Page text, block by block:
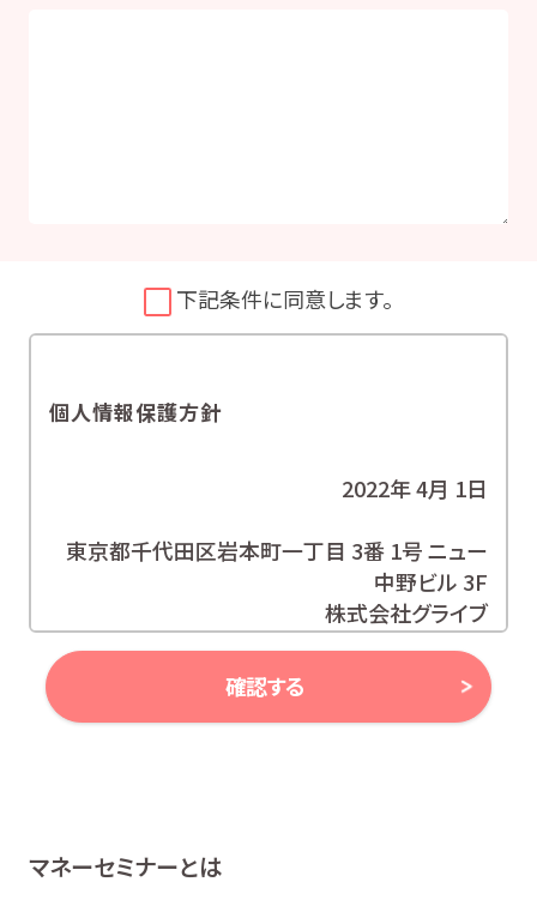
下記条件に同意します。
個人情報保護方針
2022年 4月 1日
東京都千代田区岩本町一丁目 3番 1号 ニュー
中野ビル 3F
株式会社グライブ
代表取締役 安田 潔
当社は、お客様の個人情報及び個人番号（以下「個人情報
当社は、個人情報等の保護に関する関係諸法令、ガイドラ
確認する
マネーセミナーとは